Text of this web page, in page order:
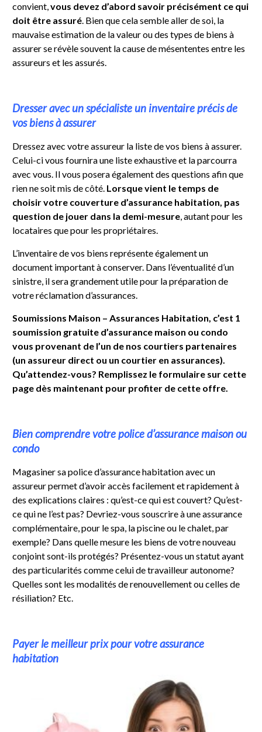
convient,vous devez d’abord savoir précisément ce qui
doit être assuré. Bien que cela semble aller de soi, la
mauvaise estimation de la valeur ou des types de biens à
assurer se révèle souvent la cause de mésententes entre les
assureurs et les assurés.
Dresser avec un spécialiste un inventaire précis de
vos biens à assurer
Dressez avec votre assureur la liste de vos biens à assurer.
Celui-ci vous fournira une liste exhaustive et la parcourra
avec vous. Il vous posera également des questions afin que
rien ne soit mis de côté. Lorsque vient le temps de
choisir votre couverture d’assurance habitation, pas
question de jouer dans la demi-mesure, autant pour les
locataires que pour les propriétaires.
L’inventaire de vos biens représente également un
document important à conserver. Dans l’éventualité d’un
sinistre, il sera grandement utile pour la préparation de
votre réclamation d’assurances.
Soumissions Maison – Assurances Habitation, c’est 1
soumission gratuite d’assurance maison ou condo
vous provenant de l’un de nos courtiers partenaires
(un assureur direct ou un courtier en assurances).
Qu’attendez-vous? Remplissez le formulaire sur cette
page dès maintenant pour profiter de cette offre.
Bien comprendre votre police d’assurance maison ou
condo
Magasiner sa police d’assurance habitation avec un
assureur permet d’avoir accès facilement et rapidement à
des explications claires : qu’est-ce qui est couvert? Qu’est-
ce qui ne l’est pas? Devriez-vous souscrire à une assurance
complémentaire, pour le spa, la piscine ou le chalet, par
exemple? Dans quelle mesure les biens de votre nouveau
conjoint sont-ils protégés? Présentez-vous un statut ayant
des particularités comme celui de travailleur autonome?
Quelles sont les modalités de renouvellement ou celles de
résiliation? Etc.
Payer le meilleur prix pour votre assurance
habitation